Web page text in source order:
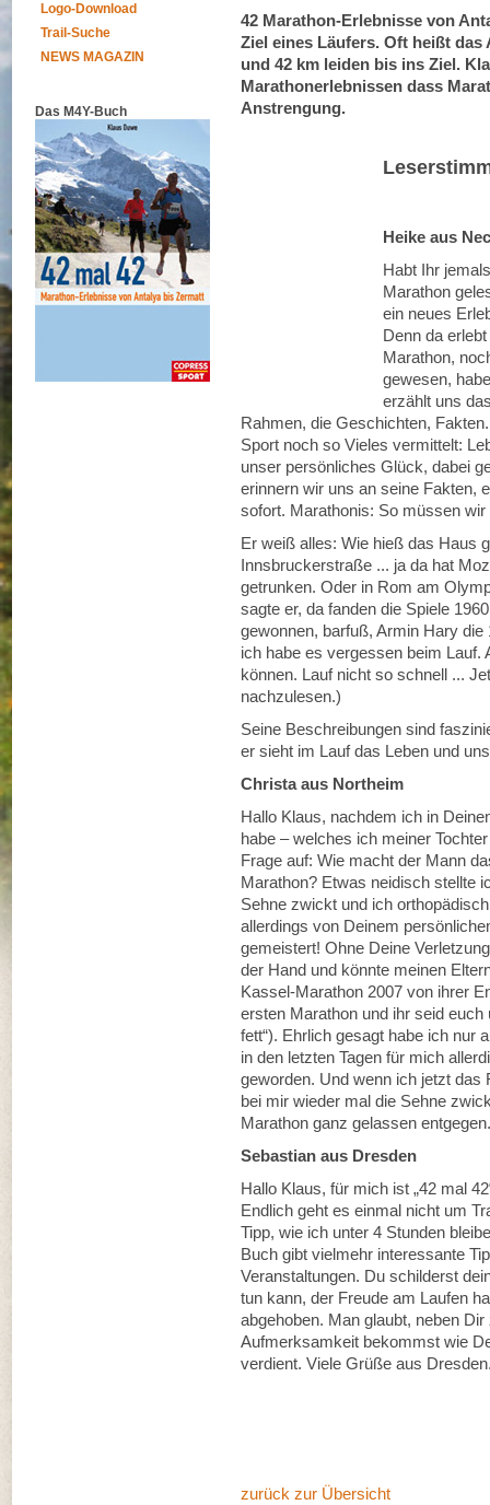
Logo-Download
Trail-Suche
NEWS MAGAZIN
Das M4Y-Buch
42 Marathon-Erlebnisse von
Ziel eines Läufers. Oft heißt
und 42 km leiden bis ins Ziel.
Marathonerlebnissen dass
Anstrengung.
Heike aus
Habt Ihr
Marathon
ein neues
Denn da
Marathon,
gewesen,
erzählt uns
Rahmen, die Geschichten,
Sport noch so Vieles vermittelt:
unser persönliches Glück, dabei
erinnern wir uns an seine Fakten,
sofort. Marathonis: So müssen wir
Er weiß alles: Wie hieß das Haus
Innsbruckerstraße ... ja da hat
getrunken. Oder in Rom am
sagte er, da fanden die Spiele
gewonnen, barfuß, Armin Hary
ich habe es vergessen beim Lauf.
können. Lauf nicht so schnell ...
nachzulesen.)
Seine Beschreibungen sind
er sieht im Lauf das Leben und
Christa aus Northeim
Hallo Klaus, nachdem ich in
habe – welches ich meiner
Frage auf: Wie macht der Mann
Marathon? Etwas neidisch stellte
Sehne zwickt und ich
allerdings von Deinem
gemeistert! Ohne Deine
der Hand und könnte meinen
Kassel-Marathon 2007 von ihrer
ersten Marathon und ihr seid euch
fett“). Ehrlich gesagt habe ich nur
in den letzten Tagen für mich
geworden. Und wenn ich jetzt das
bei mir wieder mal die Sehne
Marathon ganz gelassen entgegen.
Sebastian aus Dresden
Hallo Klaus, für mich ist „42 mal
Endlich geht es einmal nicht um
Tipp, wie ich unter 4 Stunden
Buch gibt vielmehr interessante
Veranstaltungen. Du schilderst
tun kann, der Freude am Laufen
abgehoben. Man glaubt, neben
Aufmerksamkeit bekommst wie
verdient. Viele Grüße aus
zurück zur Übersicht